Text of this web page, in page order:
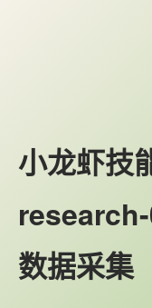
小龙虾技
数据采集